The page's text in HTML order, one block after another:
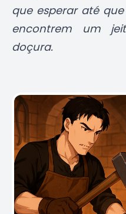
que esperar até
encontrem um
doçura.